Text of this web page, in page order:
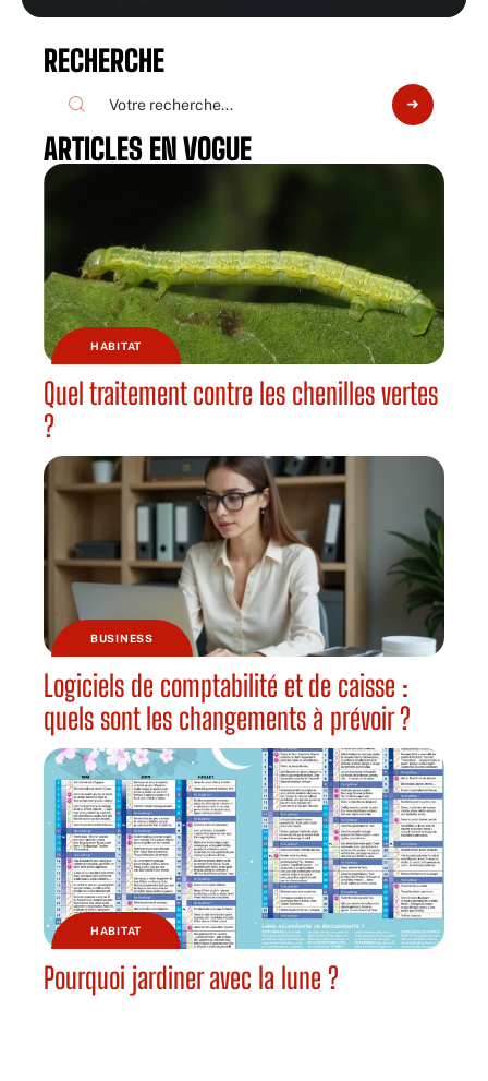
RECHERCHE
ARTICLES EN VOGUE
HABITAT
Quel traitement contre les chenilles vertes
?
BUSINESS
Logiciels de comptabilité et de caisse :
quels sont les changements à prévoir ?
HABITAT
Pourquoi jardiner avec la lune ?